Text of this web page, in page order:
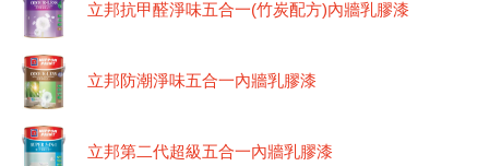
立邦抗甲醛淨味五合一(竹炭配方)內牆乳膠漆
立邦防潮淨味五合一內牆乳膠漆
立邦第二代超級五合一內牆乳膠漆